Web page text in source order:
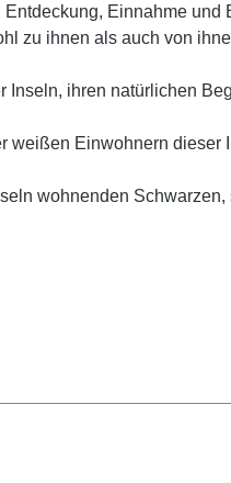
Einnahme
zu ihnen als auch von
Inseln, ihren natürlichen
weißen Einwohnern dieser
wohnenden